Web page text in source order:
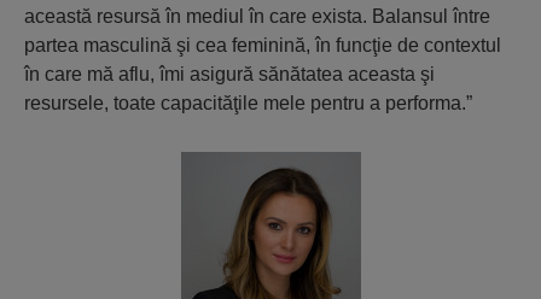
această resursă în mediul în care exista. Balansul între
partea masculină şi cea feminină, în funcţie de contextul
în care mă aflu, îmi asigură sănătatea aceasta şi
resursele, toate capacităţile mele pentru a performa.”